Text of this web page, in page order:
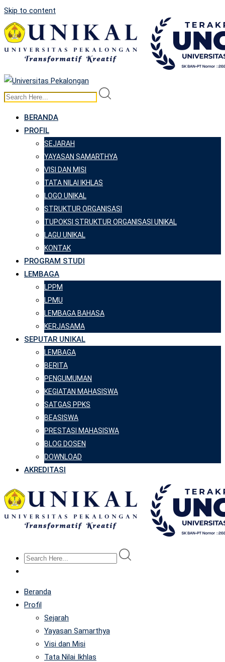
Skip to content
BERANDA
PROFIL
SEJARAH
YAYASAN SAMARTHYA
VISI DAN MISI
TATA NILAI IKHLAS
LOGO UNIKAL
STRUKTUR ORGANISASI
TUPOKSI STRUKTUR ORGANISASI UNIKAL
LAGU UNIKAL
KONTAK
PROGRAM STUDI
LEMBAGA
LPPM
LPMU
LEMBAGA BAHASA
KERJASAMA
SEPUTAR UNIKAL
LEMBAGA
BERITA
PENGUMUMAN
KEGIATAN MAHASISWA
SATGAS PPKS
BEASISWA
PRESTASI MAHASISWA
BLOG DOSEN
DOWNLOAD
AKREDITASI
Beranda
Profil
Sejarah
Yayasan Samarthya
Visi dan Misi
Tata Nilai Ikhlas